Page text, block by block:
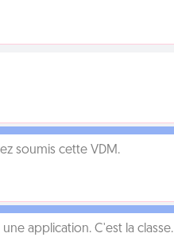
soumis cette VDM.
application. C'est la classe.